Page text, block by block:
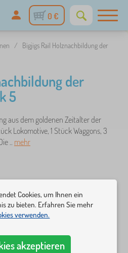
0 €
/
Bigjigs Rail Holznachbildung der
der
5
aus dem goldenen Zeitalter der
Lokomotive, 1 Stück Waggons, 3
.. mehr
Cookies, um Ihnen ein
zu bieten. Erfahren Sie mehr
verwenden.
akzeptieren